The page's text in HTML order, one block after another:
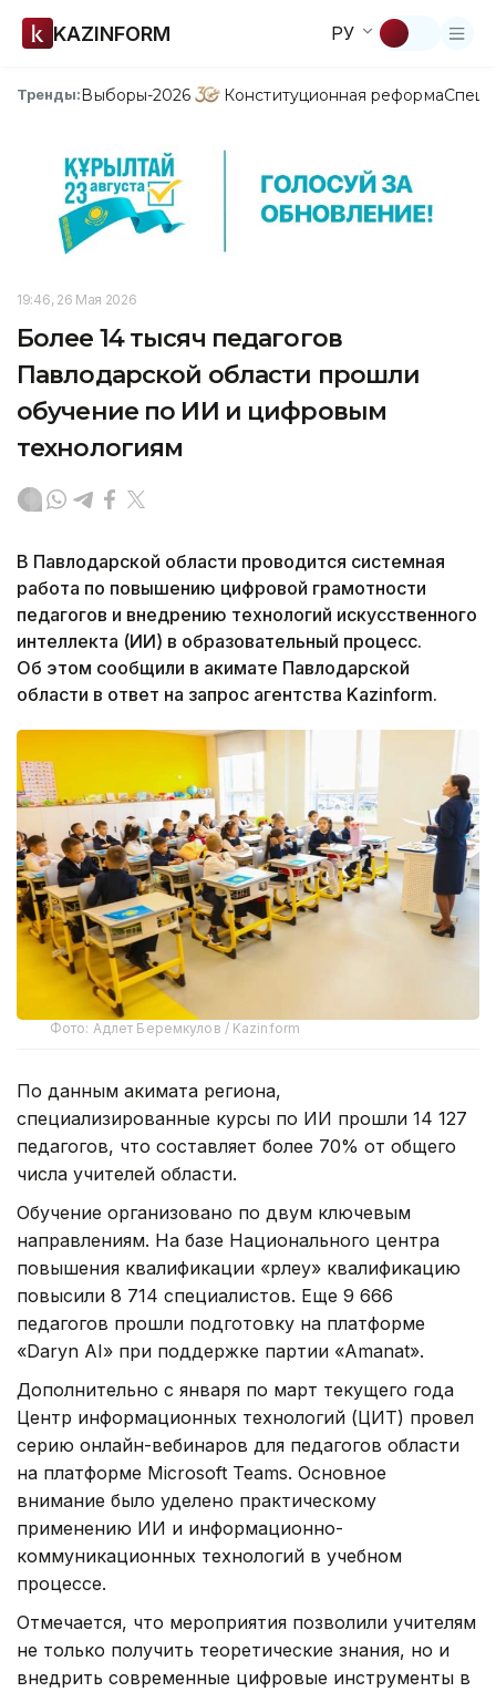
KAZINFORM РУ
Тренды:Выборы-2026 Конституционная реформа
19:46, 26 Мая 2026
Более 14 тысяч педагогов
Павлодарской области прошли
обучение по ИИ и цифровым
технологиям
В Павлодарской области проводится системная
работа по повышению цифровой грамотности
педагогов и внедрению технологий искусственного
интеллекта (ИИ) в образовательный процесс.
Об этом сообщили в акимате Павлодарской
области в ответ на запрос агентства Kazinform.
Фото: Адлет Беремкулов / Kazinform
По данным акимата региона,
специализированные курсы по ИИ прошли 14 127
педагогов, что составляет более 70% от общего
числа учителей области.
Обучение организовано по двум ключевым
направлениям. На базе Национального центра
повышения квалификации «Өрлеу» квалификацию
повысили 8 714 специалистов. Еще 9 666
педагогов прошли подготовку на платформе
«Daryn AI» при поддержке партии «Amanat».
Дополнительно с января по март текущего года
Центр информационных технологий (ЦИТ) провел
серию онлайн-вебинаров для педагогов области
на платформе Microsoft Teams. Основное
внимание было уделено практическому
применению ИИ и информационно-
коммуникационных технологий в учебном
процессе.
Отмечается, что мероприятия позволили учителям
не только получить теоретические знания, но и
внедрить современные цифровые инструменты в